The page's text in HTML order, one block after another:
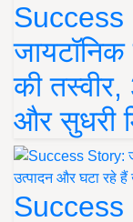
Success
की
और सुधरी
Success